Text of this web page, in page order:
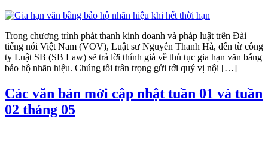
Trong chương trình phát thanh kinh doanh và pháp luật trên Đài
tiếng nói Việt Nam (VOV), Luật sư Nguyễn Thanh Hà, đến từ công
ty Luật SB (SB Law) sẽ trả lời thính giả về thủ tục gia hạn văn bằng
bảo hộ nhãn hiệu. Chúng tôi trân trọng gửi tới quý vị nội […]
Các văn bản mới cập nhật tuần 01 và tuần
02 tháng 05